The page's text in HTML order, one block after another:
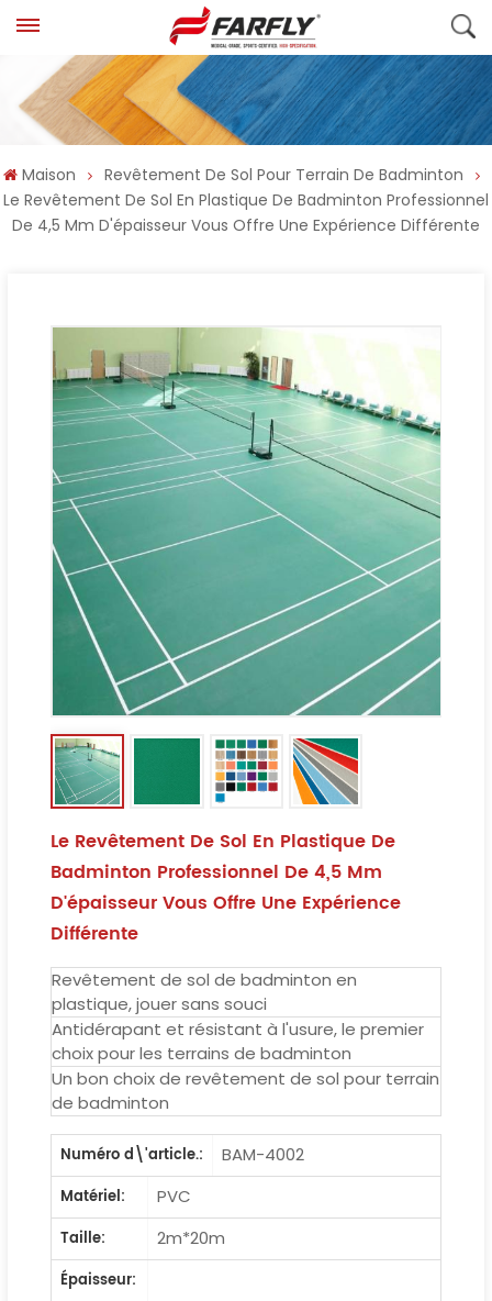
Maison
Revêtement De Sol Pour Terrain De Badminton
Le Revêtement De Sol En Plastique De Badminton Professionnel
De 4,5 Mm D'épaisseur Vous Offre Une Expérience Différente
Le Revêtement De Sol En Plastique De
Badminton Professionnel De 4,5 Mm
D'épaisseur Vous Offre Une Expérience
Différente
Revêtement de sol de badminton en
plastique, jouer sans souci
Antidérapant et résistant à l'usure, le premier
choix pour les terrains de badminton
Un bon choix de revêtement de sol pour terrain
de badminton
Numéro d\'article.:
BAM-4002
Matériel:
PVC
Taille:
2m*20m
Épaisseur: